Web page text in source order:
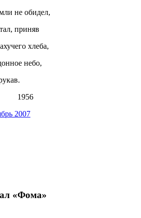
не обидел,
приняв
хлеба,
небо,
2007
«Фома»